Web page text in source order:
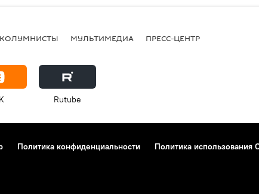
КОЛУМНИСТЫ МУЛЬТИМЕДИА ПРЕСС-ЦЕНТР
Rutube
Политика конфиденциальности
Политика использования